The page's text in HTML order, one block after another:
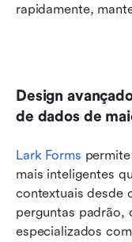
rapidamente,
Design
de dados de
Lark Forms
mais inteligentes
contextuais desde
perguntas padrão,
especializados